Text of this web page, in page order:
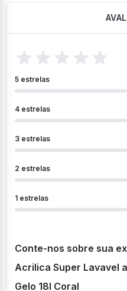
5 estrelas
4 estrelas
3 estrelas
2 estrelas
1 estrelas
Conte-nos sobre sua
Acrilica Super Lavavel
Gelo 18l Coral